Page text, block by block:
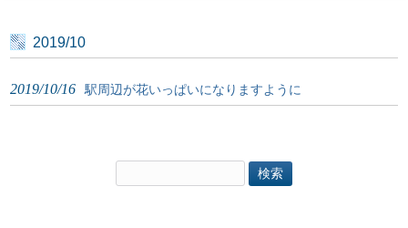
2019/10
2019/10/16 駅周辺が花いっぱいになりますように
索: